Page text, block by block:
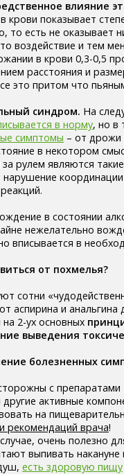
влияние
крови показывает
то есть не оказывает
воздействие и тем
в крови 0,3-0,5
расстояния и
это притом что
синдром. На
в норму, но в
симптомы – от дрожи
в некотором
рулем являются
в состоянии
нежелательно
вписывается в
от похмелья?
сотни
аспирина и
2-ух основных
выведения
болезненных
с препаратами
другие активные
на
рекомендаций врача!
очень полезно
выпивать
есть здоровую пищу